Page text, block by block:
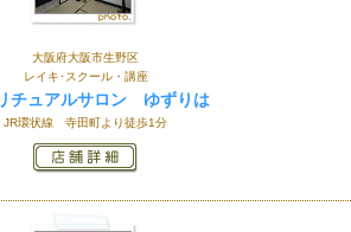
大阪府大阪市生野区
レイキ･スクール・講座
チュアルサロン ゆずりは
JR環状線 寺田町より徒歩1分